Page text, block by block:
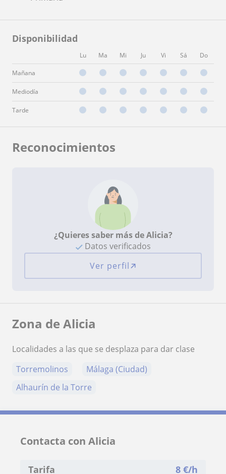
Disponibilidad
Lu Ma Mi Ju Vi Sá Do
Mañana
Mediodía
Tarde
Reconocimientos
¿Quieres saber más de Alicia?
Datos verificados
Ver perfil
Zona de Alicia
Localidades a las que se desplaza para dar clase
Torremolinos
Málaga (Ciudad)
Alhaurín de la Torre
Contacta con Alicia
Tarifa 8 €/h